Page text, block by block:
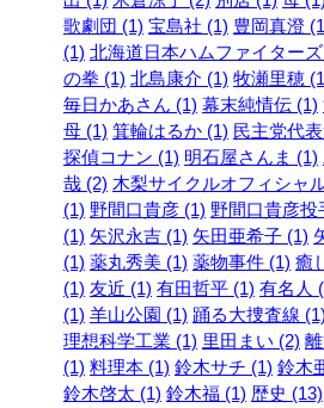
歌劇団 (1) 宝島社 (1) 豊岡真澄
(1) 北海道日本ハムファイター
の拳 (1) 北島康介 (1) 牧瀬里穂
毎日かあさん (1) 幕末純情伝 (1)
母 (1) 箕輪はるか (1) 民主党代
探偵コナン (1) 明石屋さんま (1)
哉 (2) 木梨サイクルオフィシャ
(1) 野間口貴彦 (1) 野間口貴彦投
(1) 矢沢永吉 (1) 矢田亜希子 (1)
(1) 薬丸秀美 (1) 薬物事件 (1) 癒
(1) 友近 (1) 有田哲平 (1) 有名人
(1) 羊山公園 (1) 踊る大捜査線
理想科学工業 (1) 里田まい (2)
(1) 料理本 (1) 鈴木サチ (1) 鈴木
鈴木啓太 (1) 鈴木福 (1) 歴史 (13)